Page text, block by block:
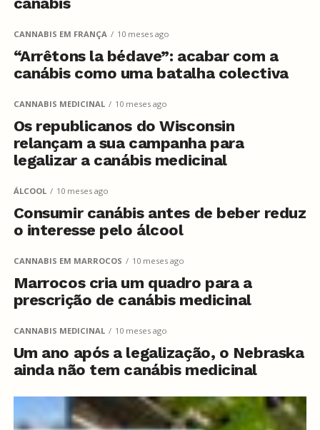
CANNABIS EM FRANÇA 10 meses ago
“Arrêtons la bédave”: acabar com a
canábis como uma batalha colectiva
CANNABIS MEDICINAL 10 meses ago
Os republicanos do Wisconsin
relançam a sua campanha para
legalizar a canábis medicinal
ÁLCOOL 10 meses ago
Consumir canábis antes de beber reduz
o interesse pelo álcool
CANNABIS EM MARROCOS 10 meses ago
Marrocos cria um quadro para a
prescrição de canábis medicinal
CANNABIS MEDICINAL 10 meses ago
Um ano após a legalização, o Nebraska
ainda não tem canábis medicinal